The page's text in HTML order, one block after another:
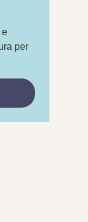
e
per